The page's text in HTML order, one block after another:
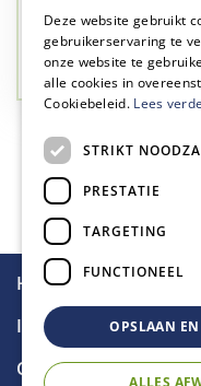
✅77 jaar
✅Groen, dat
Omschrijving
Specificaties
Handige links
Informatie
Contact
Deze website gebruikt
gebruikerservaring te
onze website te
alle cookies in
Cookiebeleid. Lees
STRIKT
PRESTATIE
TARGETING
FUNCTIONEEL
OPSLAAN
ALLES